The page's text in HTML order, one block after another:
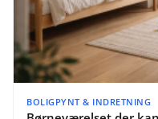
BOLIGPYNT & INDRETNING